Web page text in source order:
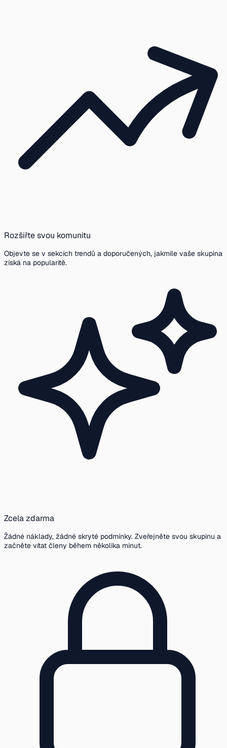
Rozšiřte svou komunitu
Objevte se v sekcích trendů a doporučených, jakmile vaše skupina
získá na popularitě.
Zcela zdarma
Žádné náklady, žádné skryté podmínky. Zveřejněte svou skupinu a
začněte vítat členy během několika minut.